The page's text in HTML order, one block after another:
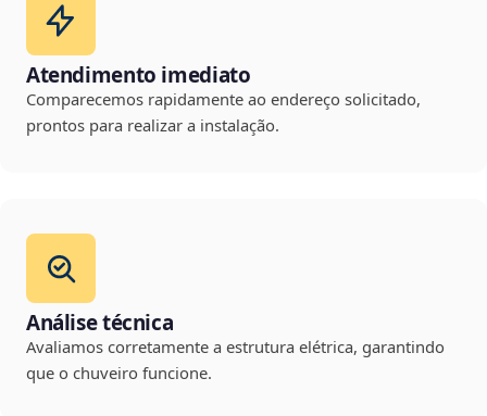
Atendimento imediato
Comparecemos rapidamente ao endereço solicitado,
prontos para realizar a instalação.
Análise técnica
Avaliamos corretamente a estrutura elétrica, garantindo
que o chuveiro funcione.